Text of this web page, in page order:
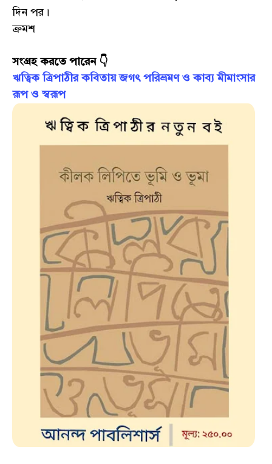
দিন পর।
ক্রমশ
সংগ্রহ করতে পারেন 👇
ঋত্বিক ত্রিপাঠীর কবিতায় জগৎ পরিভ্রমণ ও কাব‍্য মীমাংসার
রূপ ও স্বরূপ